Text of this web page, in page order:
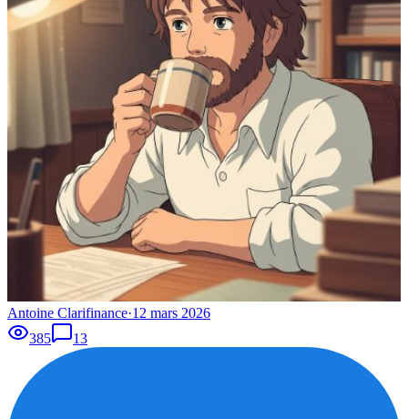
Antoine Clarifinance·12 mars 2026
385
13